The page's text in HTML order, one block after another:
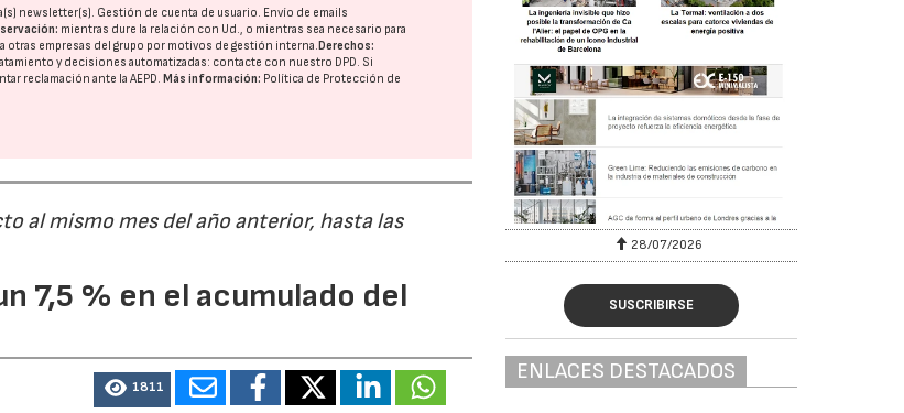
newsletter(s). Gestión de cuenta de usuario. Envío de emails
mientras dure la relación con Ud., o mientras sea necesario para
otras empresas del grupo por motivos de gestión interna. Derechos:
y decisiones automatizadas: contacte con nuestro DPD. Si
reclamación ante laAEPD. Más información: Política de Protección de
al mismo mes del año anterior, hasta las
7,5 % en el acumulado del
1811
28/07/2026
SUSCRIBIRSE
ENLACES DESTACADOS